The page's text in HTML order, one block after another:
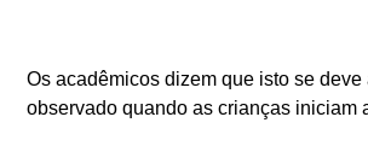
Os acadêmicos dizem que isto se
observado quando as crianças iniciam